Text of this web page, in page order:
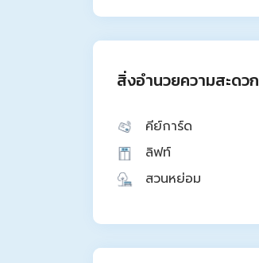
สิ่งอำนวยความสะดวก
คีย์การ์ด
ลิฟท์
สวนหย่อม